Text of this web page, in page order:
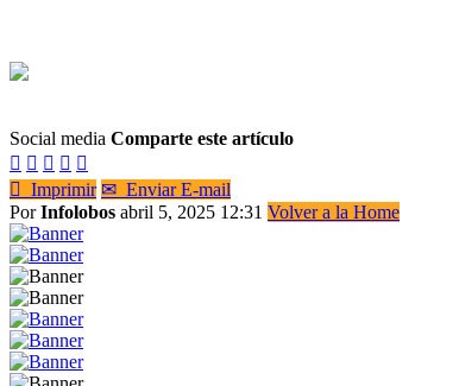
Social media Comparte este artículo
    
 Imprimir ✉ Enviar E-mail
PorInfolobos abril 5, 2025 12:31 Volver a la Home